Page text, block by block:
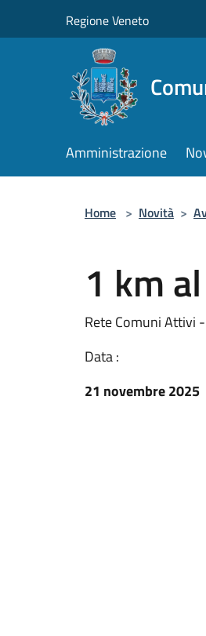
Regione Veneto
Amministrazione
Home > Novità >
1 km
Rete Comuni Attivi
Data :
21 novembre 2025